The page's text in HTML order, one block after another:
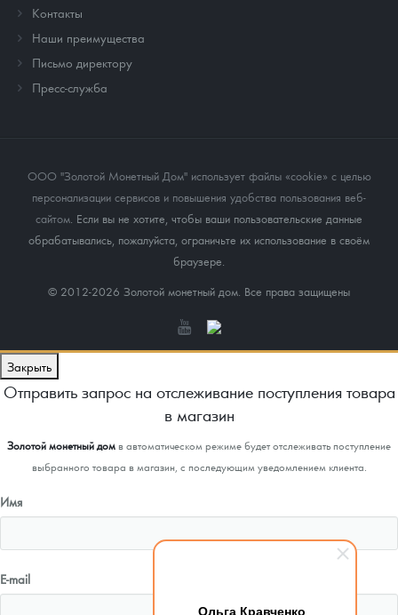
Ольга Кравченко
Контакты
Наши преимущества
Письмо директору
Пресс-служба
ООО "Золотой Монетный Дом" использует файлы «cookie» с целью
персонализации сервисов и повышения удобства пользования веб-
сайтом . Если вы не хотите, чтобы ваши пользовательские данные
обрабатывались, пожалуйста, ограничьте их использование в своём
браузере.
© 2012-2026 Золотой монетный дом. Все права защищены
Закрыть
Отправить запрос на отслеживание поступления товара
в магазин
Золотой монетный домв автоматическом режиме будет отслеживать поступление
выбранного товара в магазин, с последующим уведомлением клиента.
Имя
E-mail